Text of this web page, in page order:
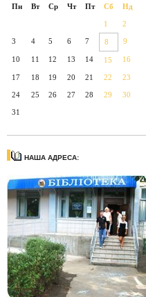
Пн
Вт Ср Чт Пт Сб Нд
1 2
3 4 5 6 7 8 9
10 11 12 13 14 15 16
17 18 19 20 21 22 23
24 25 26 27 28 29 30
31
НАША АДРЕСА: